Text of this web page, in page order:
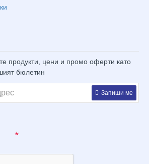
продукти, цени и промо оферти като
бюлетин
Запиши ме